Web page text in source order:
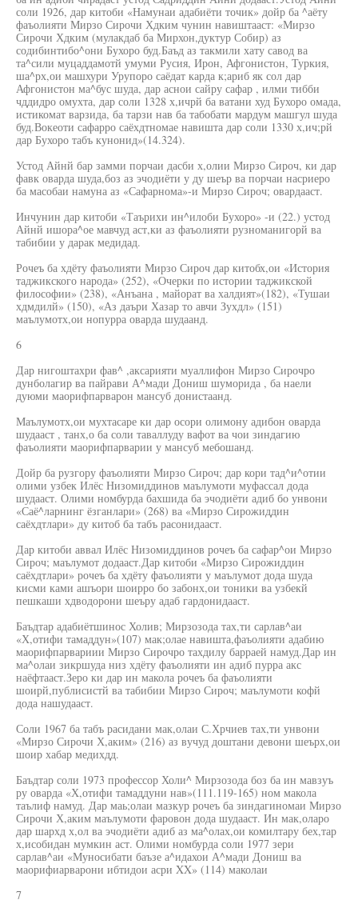
соли 1926, дар китоби «Намунаи адабиёти точик» дойр ба ^аёту
фаъолияти Мирзо Сирочи Хдким чунин навиштааст: «Мирзо
Сирочи Хдким (мулакдаб ба Мирхон,дуктур Собир) аз
содибинтибо^они Бухоро буд.Баъд аз такмили хату савод ва
та^сили муцаддамотй умуми Русия, Ирон, Афгонистон, Туркия,
ша^рх,ои машхури Урупоро саёдат карда к;ариб як сол дар
Афгонистон ма^бус шуда, дар аснои сайру сафар , илми тибби
чддидро омухта, дар соли 1328 х,ичрй ба ватани худ Бухоро омада,
истикомат варзида, ба тарзи нав ба табобати мардум машгул шуда
буд.Вокеоти сафарро саёхдтномае навишта дар соли 1330 х,ич;рй
дар Бухоро табъ кунонид»(14.324).
Устод Айнй бар замми порчаи дасби х,олии Мирзо Сироч, ки дар
фавк оварда шуда,боз аз эчодиёти у ду шеър ва порчаи насриеро
ба масобаи намуна аз «Сафарнома»-и Мирзо Сироч; овардааст.
Инчунин дар китоби «Таърихи ин^илоби Бухоро» -и (22.) устод
Айнй ишора^ое мавчуд аст,ки аз фаъолияти рузноманигорй ва
табибии у дарак медидад.
Рочеъ ба хдёту фаъолияти Мирзо Сироч дар китобх,ои «История
таджикского народа» (252), «Очерки по истории таджикской
философии» (238), «Анъана , майорат ва халдият»(182), «Тушаи
хдмдилй» (150), «Аз даъри Хазар то авчи Зухдл» (151)
маълумотх,ои нопурра оварда шудаанд.
6
Дар нигоштахри фав^ ,аксарияти муаллифон Мирзо Сирочро
дунболагир ва пайрави А^мади Дониш шуморида , ба наели
дуюми маорифпарварон мансуб донистаанд.
Маълумотх,ои мухтасаре ки дар осори олимону адибон оварда
шудааст , танх,о ба соли таваллуду вафот ва чои зиндагию
фаъолияти маорифпарварии у мансуб мебошанд.
Дойр ба рузгору фаъолияти Мирзо Сироч; дар кори тад^и^отии
олими узбек Илёс Низомиддинов маълумоти муфассал дода
шудааст. Олими номбурда бахшида ба эчодиёти адиб бо унвони
«Саё^ларнинг ёзганлари» (268) ва «Мирзо Сирожиддин
саёхдтлари» ду китоб ба табъ расонидааст.
Дар китоби аввал Илёс Низомиддинов рочеъ ба сафар^ои Мирзо
Сироч; маълумот додааст.Дар китоби «Мирзо Сирожиддин
саёхдтлари» рочеъ ба хдёту фаъолияти у маълумот дода шуда
кисми ками ашъори шоирро бо забонх,ои тоники ва узбекй
пешкаши хдводорони шеъру адаб гардонидааст.
Баъдтар адабиётшинос Холив; Мирзозода тах,ти сарлав^аи
«Х,отифи тамаддун»(107) мак;олае навишта,фаъолияти адабию
маорифпарвариии Мирзо Сирочро тахдилу барраей намуд.Дар ин
ма^олаи зикршуда низ хдёту фаъолияти ин адиб пурра акс
наёфтааст.Зеро ки дар ин макола рочеъ ба фаъолияти
шоирй,публисистй ва табибии Мирзо Сироч; маълумоти кофй
дода нашудааст.
Соли 1967 ба табъ расидани мак,олаи С.Хрчиев тах,ти унвони
«Мирзо Сирочи Х,аким» (216) аз вучуд доштани девони шеърх,ои
шоир хабар медихдд.
Баъдтар соли 1973 профессор Холи^ Мирзозода боз ба ин мавзуъ
ру оварда «Х,отифи тамаддуни нав»(111.119-165) ном макола
таълиф намуд. Дар маь;олаи мазкур рочеъ ба зиндагиномаи Мирзо
Сирочи Х,аким маълумоти фаровон дода шудааст. Ин мак,оларо
дар шархд х,ол ва эчодиёти адиб аз ма^олах,ои комилтару бех,тар
х,исобидан мумкин аст. Олими номбурда соли 1977 зери
сарлав^аи «Муносибати баъзе а^идахои А^мади Дониш ва
маорифиарварони ибтидои асри XX» (114) маколаи
7